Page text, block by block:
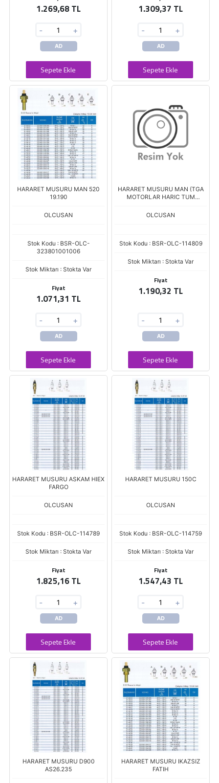
1.269,68 TL
- +
AD
Sepete Ekle
1.309,37 TL
- +
AD
Sepete Ekle
HARARET MUSURU MAN 520
19.190
OLCUSAN
Stok Kodu : BSR-OLC-
323801001006
Stok Miktarı : Stokta Var
Fiyat
1.071,31 TL
- +
AD
Sepete Ekle
HARARET MUSURU MAN (TGA
MOTORLAR HARIC TUM
OLCUSAN
Stok Kodu : BSR-OLC-114809
Stok Miktarı : Stokta Var
Fiyat
1.190,32 TL
- +
AD
Sepete Ekle
HARARET MUSURU ASKAM HIEX
FARGO
OLCUSAN
Stok Kodu : BSR-OLC-114789
Stok Miktarı : Stokta Var
Fiyat
1.825,16 TL
- +
AD
Sepete Ekle
HARARET MUSURU 150C
OLCUSAN
Stok Kodu : BSR-OLC-114759
Stok Miktarı : Stokta Var
Fiyat
1.547,43 TL
- +
AD
Sepete Ekle
HARARET MUSURU D900
AS26.235
HARARET MUSURU IKAZSIZ
FATIH